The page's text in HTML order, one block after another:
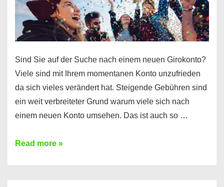
Einkommensnachweis
Sind Sie auf der Suche nach einem neuen Girokonto?
Viele sind mit Ihrem momentanen Konto unzufrieden
da sich vieles verändert hat. Steigende Gebühren sind
ein weit verbreiteter Grund warum viele sich nach
einem neuen Konto umsehen. Das ist auch so …
Konto
Read more »